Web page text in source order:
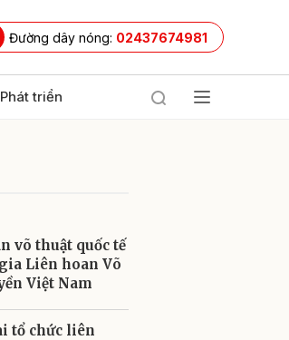
Đường dây nóng: 02437674981
triển
võ thuật quốc tế
Liên hoan Võ
Việt Nam
tổ chức liên